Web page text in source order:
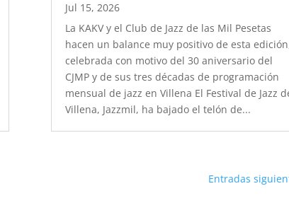
Jul 15, 2026
La KAKV y el Club de Jazz de las Mil Pesetas
hacen un balance muy positivo de esta
celebrada con motivo del 30 aniversario del
CJMP y de sus tres décadas de programación
mensual de jazz en Villena El Festival de Jazz
Villena, Jazzmil, ha bajado el telón de...
Entradas